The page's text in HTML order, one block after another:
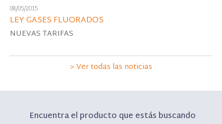
08/05/2015
LEY GASES FLUORADOS
NUEVAS TARIFAS
> Ver todas las noticias
Encuentra el producto que estás buscando